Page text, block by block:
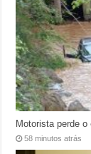
Motorista perde
58 minutos atrás